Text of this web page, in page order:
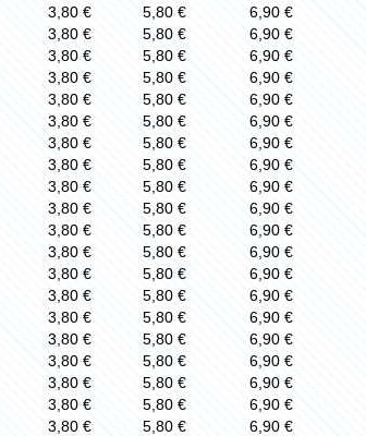
3,80 € 5,80 €
6,90 €
3,80 € 5,80 €
6,90 €
3,80 € 5,80 €
6,90 €
3,80 € 5,80 €
6,90 €
3,80 € 5,80 €
6,90 €
3,80 € 5,80 €
6,90 €
3,80 € 5,80 €
6,90 €
3,80 € 5,80 €
6,90 €
3,80 € 5,80 €
6,90 €
3,80 € 5,80 €
6,90 €
3,80 € 5,80 €
6,90 €
3,80 € 5,80 €
6,90 €
3,80 € 5,80 €
6,90 €
3,80 € 5,80 €
6,90 €
3,80 € 5,80 €
6,90 €
3,80 € 5,80 €
6,90 €
3,80 € 5,80 €
6,90 €
3,80 € 5,80 €
6,90 €
3,80 € 5,80 €
6,90 €
3,80 € 5,80 €
6,90 €